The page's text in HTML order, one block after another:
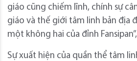
giáo cũng chiếm lĩnh, chính sự
giáo và thế giới tâm linh bản địa
một không hai của đỉnh
Sự xuất hiện của quần thể tâm